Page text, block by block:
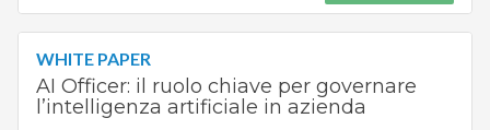
WHITE PAPER
AI Officer: il ruolo chiave per governare
l’intelligenza artificiale in azienda